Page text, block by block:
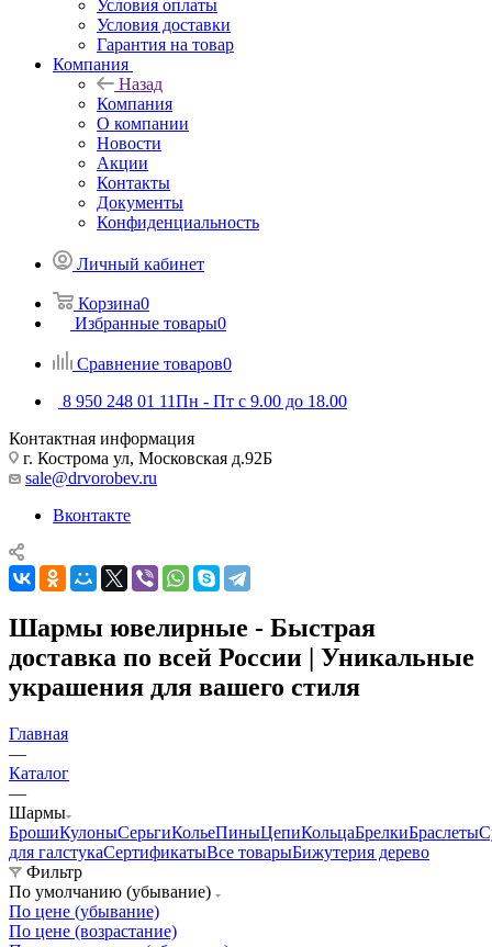
Условия оплаты
Условия доставки
Гарантия на товар
Компания
Назад
Компания
О компании
Новости
Акции
Контакты
Документы
Конфиденциальность
Личный кабинет
Корзина0
Избранные товары0
Сравнение товаров0
8 950 248 01 11Пн - Пт с 9.00 до 18.00
Контактная информация
г. Кострома ул, Московская д.92Б
sale@drvorobev.ru
Вконтакте
Шармы ювелирные - Быстрая
доставка по всей России | Уникальные
украшения для вашего стиля
Главная
—
Каталог
—
Шармы
БрошиКулоныСерьгиКольеПиныЦепиКольцаБрелкиБраслеты
для галстукаСертификатыВсе товарыБижутерия дерево
Фильтр
По умолчанию (убывание)
По цене (убывание)
По цене (возрастание)